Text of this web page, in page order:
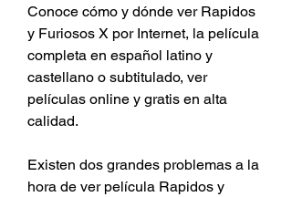
Conoce cómo y dónde ver Rapidos
y Furiosos X por Internet, la película
completa en español latino y
castellano o subtitulado, ver
películas online y gratis en alta
calidad.
Existen dos grandes problemas a la
hora de ver película Rapidos y